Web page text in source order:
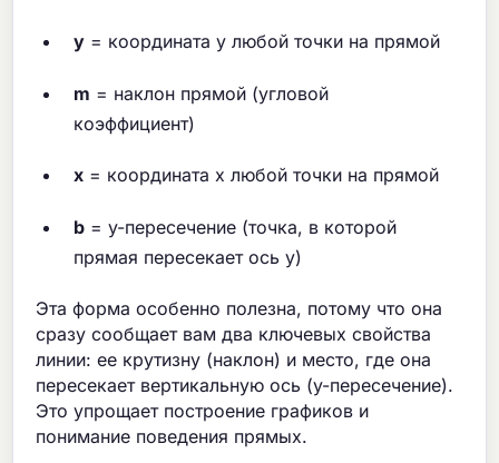
y = координата y любой точки на прямой
m = наклон прямой (угловой
коэффициент)
x = координата x любой точки на прямой
b = y-пересечение (точка, в которой
прямая пересекает ось y)
Эта форма особенно полезна, потому что она
сразу сообщает вам два ключевых свойства
линии: ее крутизну (наклон) и место, где она
пересекает вертикальную ось (y-пересечение).
Это упрощает построение графиков и
понимание поведения прямых.